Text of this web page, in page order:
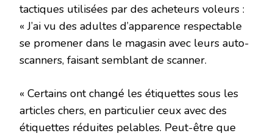
tactiques utilisées par des acheteurs voleurs :
« J’ai vu des adultes d’apparence respectable
se promener dans le magasin avec leurs auto-
scanners, faisant semblant de scanner.
« Certains ont changé les étiquettes sous les
articles chers, en particulier ceux avec des
étiquettes réduites pelables. Peut-être que